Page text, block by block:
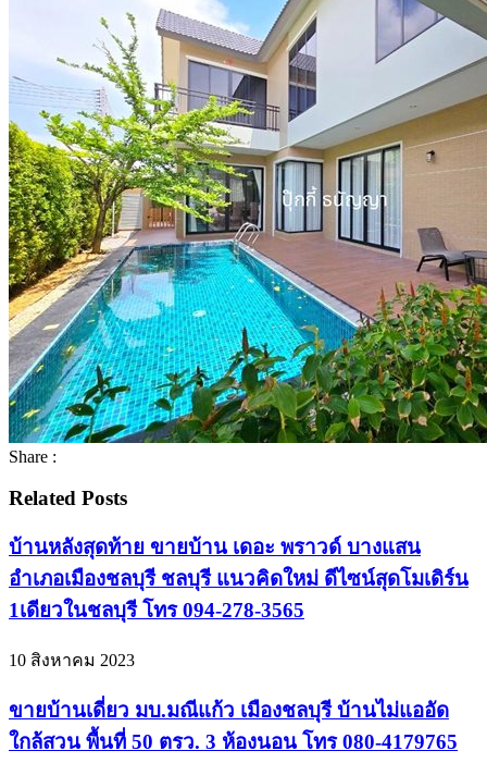
Share :
Related Posts
บ้านหลังสุดท้าย ขายบ้าน เดอะ พราวด์ บางแสน
อำเภอเมืองชลบุรี ชลบุรี แนวคิดใหม่ ดีไซน์สุดโมเดิร์น
1เดียวในชลบุรี โทร 094-278-3565
10 สิงหาคม 2023
ขายบ้านเดี่ยว มบ.มณีแก้ว เมืองชลบุรี บ้านไม่แออัด
ใกล้สวน พื้นที่ 50 ตรว. 3 ห้องนอน โทร 080-4179765